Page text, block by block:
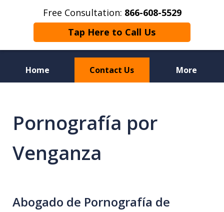
Free Consultation: 866-608-5529
Tap Here to Call Us
Home Contact Us More
Defense Attorneys
Pornografía por
Venganza
Abogado de Pornografía de